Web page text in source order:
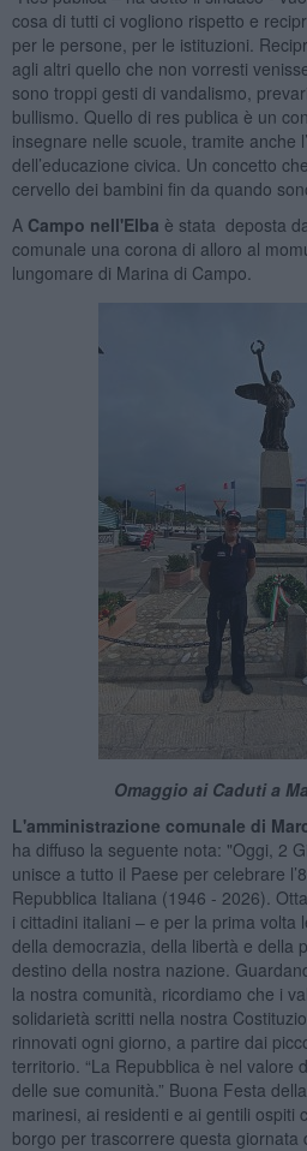
cosa di tutti ci vogliono rispetto e
per le persone, per le istituzioni.
agli altri quello che non vorresti
sono troppi gesti di vandalismo,
bullismo. Quello di res publica è un
insegnare nelle scuole, tramite anche
dell’educazione civica. Un concetto
cervello dei bambini fin da quando
A Campo nell'Elba è stata deposta
comunale una corona di alloro al
lungomare di Marina di Campo.
Omaggio ai Caduti a
L'amministrazione comunale di
ha diffuso la seguente nota: "Oggi, 2
unisce a tutto il Paese per celebrare
Repubblica Italiana (1946 - 2026).
i cittadini italiani – e per la prima volta
della democrazia, della libertà e della
destino della nostra nazione.
la nostra comunità, ricordiamo che i
solidarietà scritti nella nostra
rinnovati ogni giorno, a partire dai
territorio. “La Repubblica è nel valore
delle sue comunità.” Buona Festa
marinesi, ai residenti e ai gentili ospiti
borgo per trascorrere questa giornata